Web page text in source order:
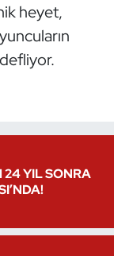
heyet,
24 YIL SONRA